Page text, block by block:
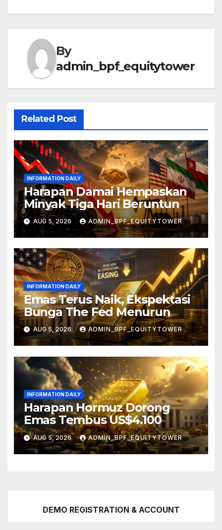
By
admin_bpf_equitytower
Related Post
INFORMATION DAILY
Harapan Damai Hempaskan
Minyak Tiga Hari Beruntun
AUG 5, 2026 ADMIN_BPF_EQUITYTOWER
INFORMATION DAILY
Emas Terus Naik, Ekspektasi
Bunga The Fed Menurun
AUG 5, 2026 ADMIN_BPF_EQUITYTOWER
INFORMATION DAILY
Harapan Hormuz Dorong
Emas Tembus US$4.100
AUG 5, 2026 ADMIN_BPF_EQUITYTOWER
DEMO REGISTRATION & ACCOUNT